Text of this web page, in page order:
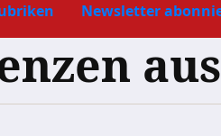
Newsletter